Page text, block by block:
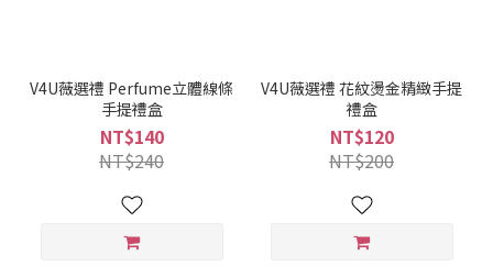
V4U薇選禮 Perfume立體線條
手提禮盒
NT$140
NT$240
V4U薇選禮 花紋燙金精緻手提
禮盒
NT$120
NT$200